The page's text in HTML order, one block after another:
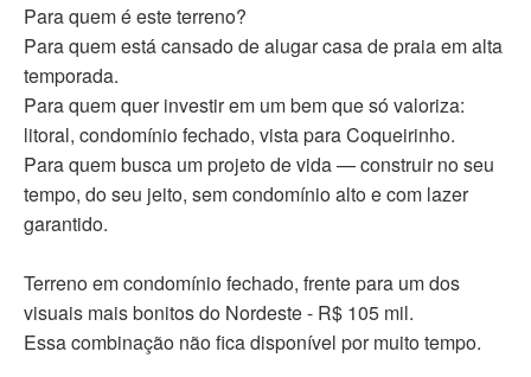
Para quem é este terreno?
Para quem está cansado de alugar casa de praia em alta
temporada.
Para quem quer investir em um bem que só valoriza:
litoral, condomínio fechado, vista para Coqueirinho.
Para quem busca um projeto de vida — construir no seu
tempo, do seu jeito, sem condomínio alto e com lazer
garantido.
Terreno em condomínio fechado, frente para um dos
visuais mais bonitos do Nordeste - R$ 105 mil.
Essa combinação não fica disponível por muito tempo.